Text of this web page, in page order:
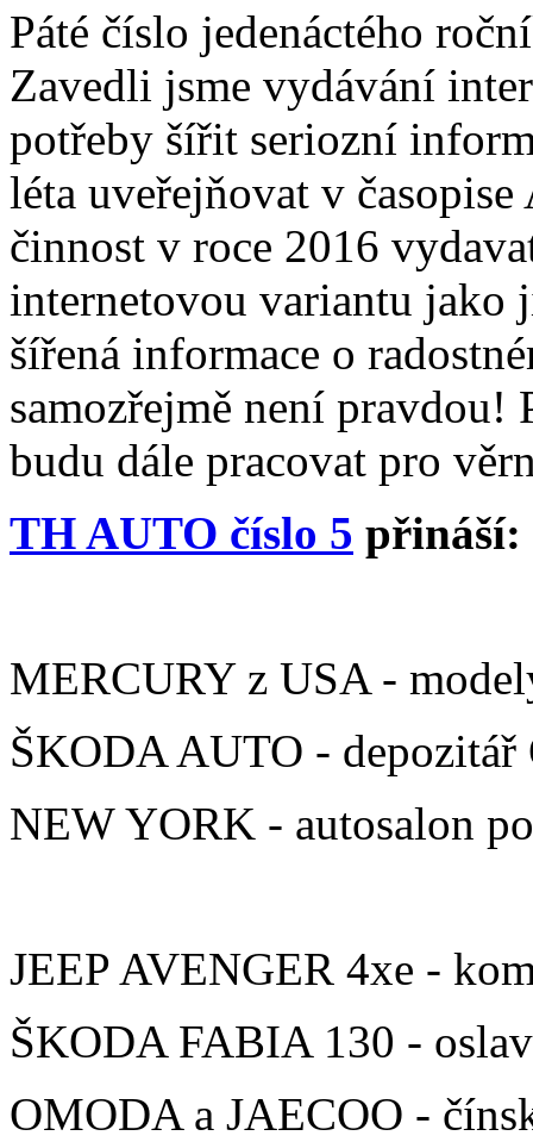
Páté číslo jedenáctého
Zavedli jsme vydávání
potřeby šířit seriozní
léta uveřejňovat v
činnost v roce 2016
internetovou variantu jako
šířená informace o
samozřejmě není
budu dále pracovat pro
TH AUTO číslo 5 přináší:
MERCURY z USA -
ŠKODA AUTO - depozitář
NEW YORK - autosalon
JEEP AVENGER 4xe -
ŠKODA FABIA 130 -
OMODA a JAECOO -